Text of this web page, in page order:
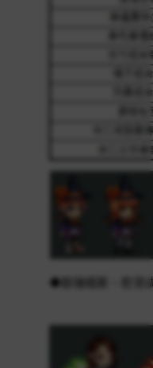
◆歐瑞橘斯、密涅